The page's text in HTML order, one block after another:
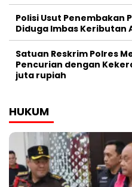
Polisi Usut Penembakan
Diduga Imbas Keributan
Satuan Reskrim Polres
Pencurian dengan
juta rupiah
HUKUM